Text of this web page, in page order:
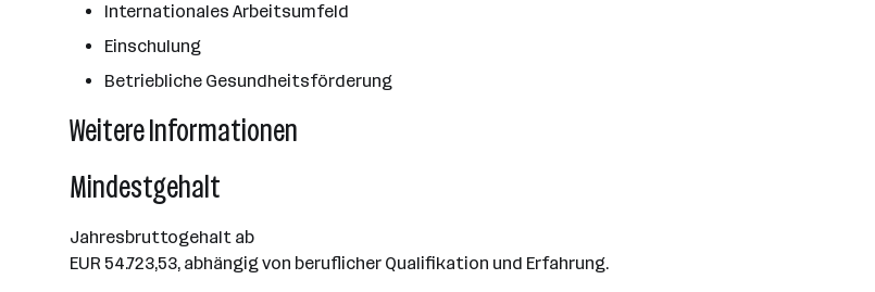
Internationales Arbeitsumfeld
Einschulung
Betriebliche Gesundheitsförderung
Weitere Informationen
Mindestgehalt
Jahresbruttogehalt ab
EUR 54.723,53, abhängig von beruflicher Qualifikation und Erfahrung.